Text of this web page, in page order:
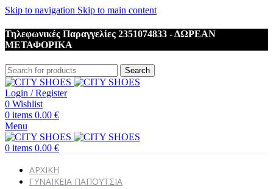
Skip to navigation Skip to main content
Τηλεφωνικές Παραγγελίες 2351074833 - ΔΩΡΕΑΝ
ΜΕΤΑΦΟΡΙΚΑ
Search
Login / Register
0 Wishlist
0 items 0.00 €
Menu
0 items 0.00 €
ΑΡΧΙΚΗ
ΓΥΝΑΙΚΕΙΑ ΠΑΠΟΥΤΣΙΑ